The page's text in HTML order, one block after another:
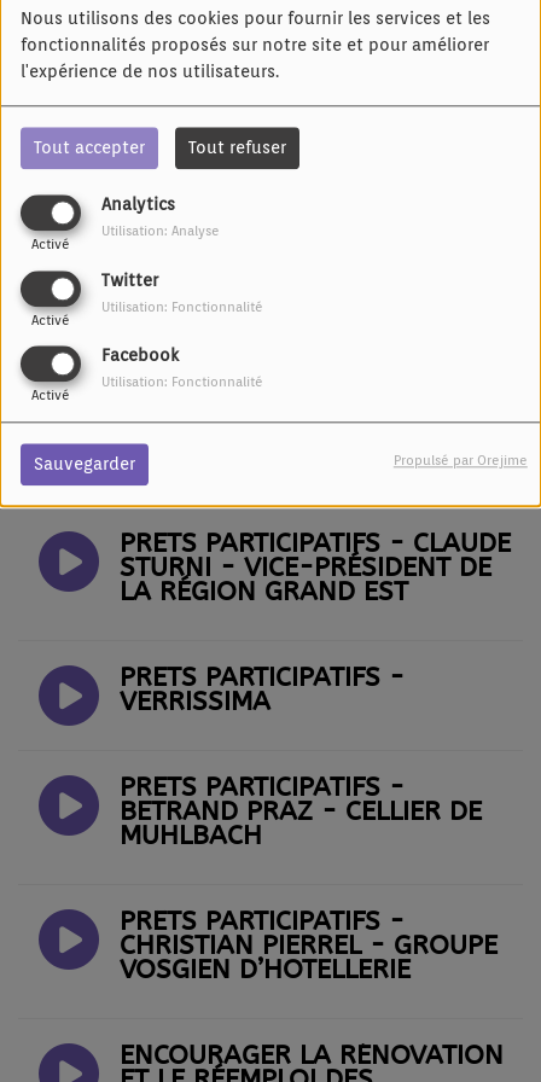
Nous utilisons des cookies pour fournir les services et les
fonctionnalités proposés sur notre site et pour améliorer
l'expérience de nos utilisateurs.
Tout accepter Tout refuser
Analytics
Activé
Utilisation: Analyse
Twitter
Activé
Utilisation: Fonctionnalité
Facebook
Activé
Utilisation: Fonctionnalité
Sauvegarder Propulsé par Orejime
PRÉSENTATION DES TRAINS
RÉGIOLIS TFA POUR VOYAGER
ENTRE LA FRANCE ET
L'ALLEMAGNE
VALÉRIE DEBORD CHEZ RDS
INNOVATION À STRASBOURG
LE PRÉSIDENT FRANCK LEROY
S’EST RENDU AU CENTRE
DES ŒUFS, LA RÉGION GRAND
EST MISE SUR BURELAND
PRÊTS PARTICIPATIFS - CLAUDE
STURNI - VICE-PRÉSIDENT DE
LA RÉGION GRAND EST
PRÊTS PARTICIPATIFS -
VERRISSIMA
PRÊTS PARTICIPATIFS -
BETRAND PRAZ - CELLIER DE
MUHLBACH
PRÊTS PARTICIPATIFS -
CHRISTIAN PIERREL - GROUPE
VOSGIEN D’HOTELLERIE
ENCOURAGER LA RÉNOVATION